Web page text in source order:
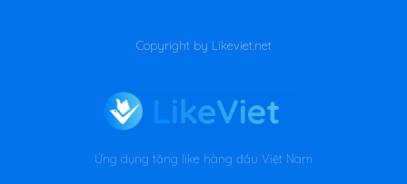
Copyright by Likeviet.net
Ứng dụng tăng like hàng đầu Việt Nam